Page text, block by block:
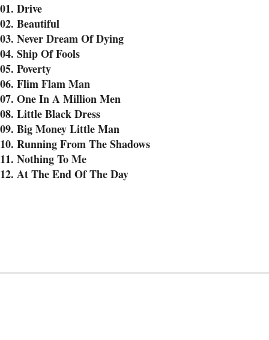
01. Drive
02. Beautiful
03. Never Dream Of Dying
04. Ship Of Fools
05. Poverty
06. Flim Flam Man
07. One In A Million Men
08. Little Black Dress
09. Big Money Little Man
10. Running From The Shadows
11. Nothing To Me
12. At The End Of The Day